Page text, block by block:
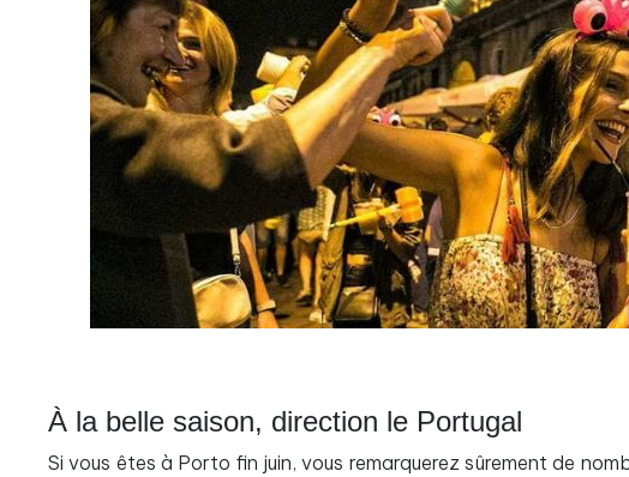
À la belle saison, direction le Portugal
Si vous êtes à Porto fin juin, vous remarquerez sûrement de